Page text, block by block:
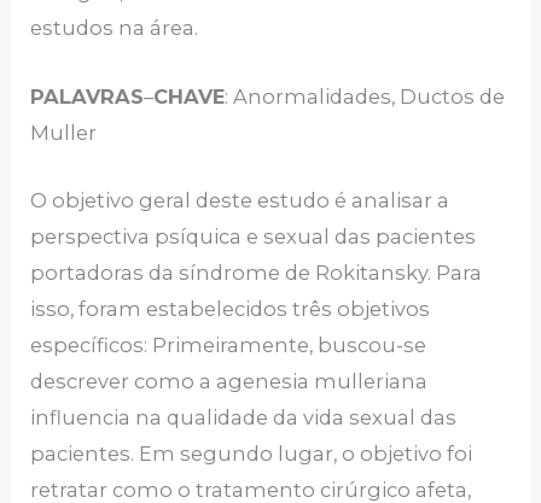
estudos na área.
PALAVRAS–CHAVE: Anormalidades, Ductos de
Muller
O objetivo geral deste estudo é analisar a
perspectiva psíquica e sexual das pacientes
portadoras da síndrome de Rokitansky. Para
isso, foram estabelecidos três objetivos
específicos: Primeiramente, buscou-se
descrever como a agenesia mulleriana
influencia na qualidade da vida sexual das
pacientes. Em segundo lugar, o objetivo foi
retratar como o tratamento cirúrgico afeta,